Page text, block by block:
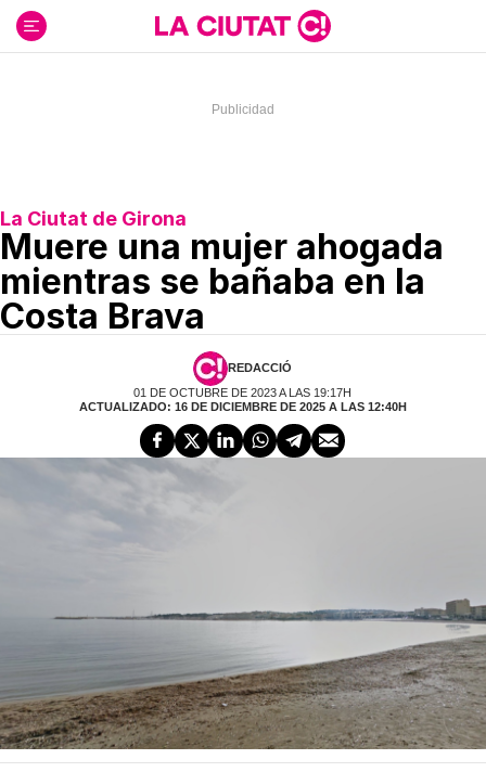
contenido
La Ciutat de Girona
Muere una mujer ahogada
mientras se bañaba en la
Costa Brava
REDACCIÓ
01 DE OCTUBRE DE 2023 A LAS 19:17H
ACTUALIZADO: 16 DE DICIEMBRE DE 2025 A LAS 12:40H